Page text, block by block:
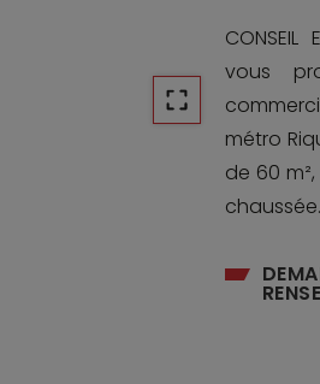
CONSEIL
vous
métro
de 60
chaussée.